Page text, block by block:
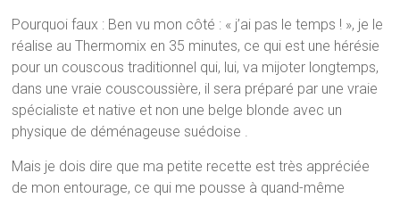
Pourquoi faux : Ben vu mon côté : « j’ai pas le temps ! », je le
réalise au Thermomix en 35 minutes, ce qui est une hérésie
pour un couscous traditionnel qui, lui, va mijoter longtemps,
dans une vraie couscoussière, il sera préparé par une vraie
spécialiste et native et non une belge blonde avec un
physique de déménageuse suédoise .
Mais je dois dire que ma petite recette est très appréciée
de mon entourage, ce qui me pousse à quand-même